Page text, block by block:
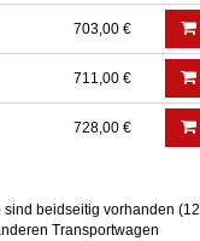
703,00 €
711,00 €
728,00 €
sind beidseitig vorhanden (12
Transportwagen